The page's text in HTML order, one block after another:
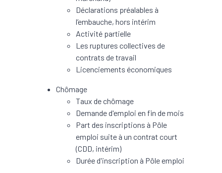
Déclarations préalables à
l’embauche, hors intérim
Activité partielle
Les ruptures collectives de
contrats de travail
Licenciements économiques
Chômage
Taux de chômage
Demande d'emploi en fin de mois
Part des inscriptions à Pôle
emploi suite à un contrat court
(CDD, intérim)
Durée d'inscription à Pôle emploi